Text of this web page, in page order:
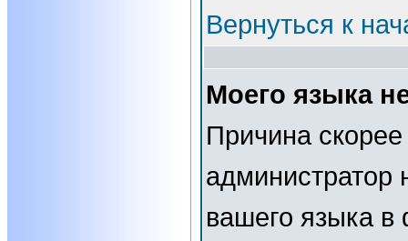
Вернуться к
Моего языка
Причина скорее
администратор
вашего языка